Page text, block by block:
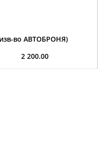
во АВТОБРОНЯ)
2 200.00